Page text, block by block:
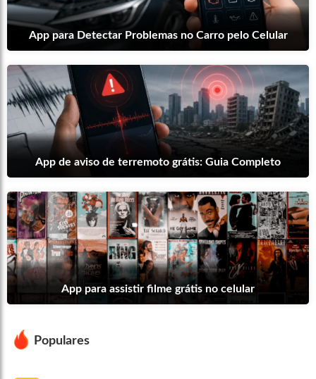
App para Detectar Problemas no Carro pelo Celular
App de aviso de terremoto grátis: Guia Completo
App para assistir filme grátis no celular
Populares